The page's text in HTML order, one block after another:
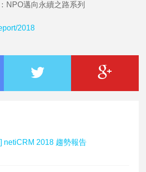
NPO邁向永續之路系列
2018
netiCRM 2018 趨勢報告